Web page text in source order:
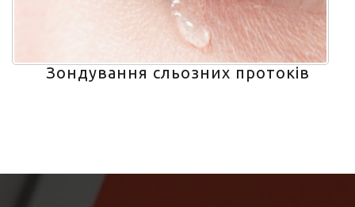
Зондування сльозних протоків